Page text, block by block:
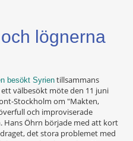
lögnerna
besökt Syrien tillsammans
välbesökt möte den 11 juni
Stockholm om "Makten,
och improviserade
Hans Öhrn började med att kort
det stora problemet med